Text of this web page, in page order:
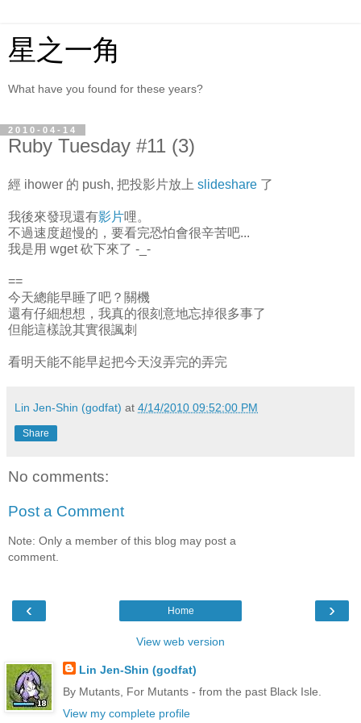
星之一角
What have you found for these years?
2010-04-14
Ruby Tuesday #11 (3)
經 ihower 的 push, 把投影片放上 slideshare 了
我後來發現還有影片哩。
不過速度超慢的，要看完恐怕會很辛苦吧...
我是用 wget 砍下來了 -_-
==
今天總能早睡了吧？關機
還有仔細想想，我真的很刻意地忘掉很多事了
但能這樣說其實很諷刺
看明天能不能早起把今天沒弄完的弄完
Lin Jen-Shin (godfat) at 4/14/2010 09:52:00 PM
Share
No comments:
Post a Comment
Note: Only a member of this blog may post a
comment.
‹ ›
Home
View web version
Lin Jen-Shin (godfat)
By Mutants, For Mutants - from the past Black Isle.
View my complete profile